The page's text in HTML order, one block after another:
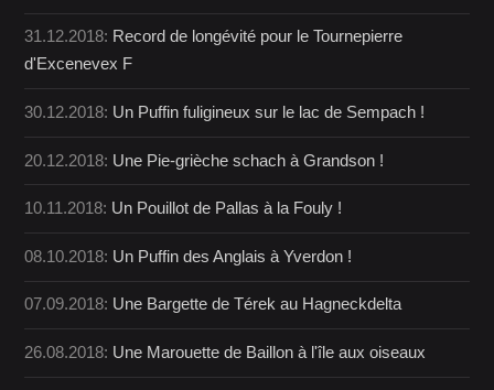
31.12.2018: Record de longévité pour le Tournepierre
d'Excenevex F
30.12.2018: Un Puffin fuligineux sur le lac de Sempach !
20.12.2018: Une Pie-grièche schach à Grandson !
10.11.2018: Un Pouillot de Pallas à la Fouly !
08.10.2018: Un Puffin des Anglais à Yverdon !
07.09.2018: Une Bargette de Térek au Hagneckdelta
26.08.2018: Une Marouette de Baillon à l'île aux oiseaux